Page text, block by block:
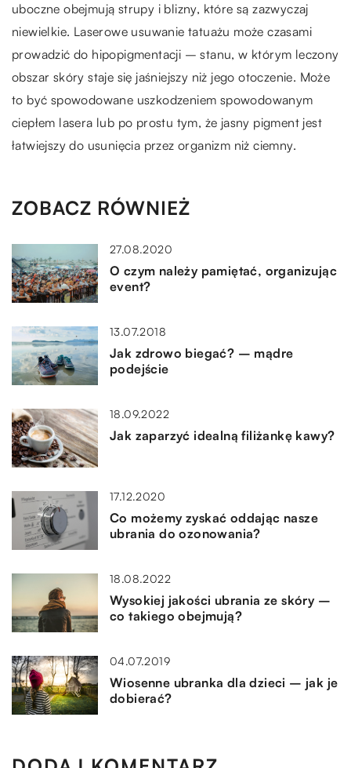
uboczne obejmują strupy i blizny, które są zazwyczaj
niewielkie. Laserowe usuwanie tatuażu może czasami
prowadzić do hipopigmentacji – stanu, w którym leczony
obszar skóry staje się jaśniejszy niż jego otoczenie. Może
to być spowodowane uszkodzeniem spowodowanym
ciepłem lasera lub po prostu tym, że jasny pigment jest
łatwiejszy do usunięcia przez organizm niż ciemny.
ZOBACZ RÓWNIEŻ
27.08.2020
O czym należy pamiętać, organizując
event?
13.07.2018
Jak zdrowo biegać? – mądre
podejście
18.09.2022
Jak zaparzyć idealną filiżankę kawy?
17.12.2020
Co możemy zyskać oddając nasze
ubrania do ozonowania?
18.08.2022
Wysokiej jakości ubrania ze skóry –
co takiego obejmują?
04.07.2019
Wiosenne ubranka dla dzieci – jak je
dobierać?